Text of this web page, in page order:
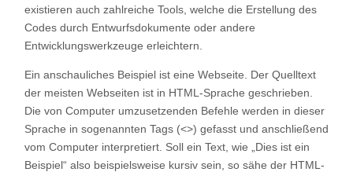
ZukunftsInstitut
existieren auch zahlreiche Tools, welche die Erstellung des
Codes durch Entwurfsdokumente oder andere
Entwicklungswerkzeuge erleichtern.
Ein anschauliches Beispiel ist eine Webseite. Der Quelltext
der meisten Webseiten ist in HTML-Sprache geschrieben.
Die von Computer umzusetzenden Befehle werden in dieser
Sprache in sogenannten Tags (<>) gefasst und anschließend
vom Computer interpretiert. Soll ein Text, wie „Dies ist ein
Beispiel“ also beispielsweise kursiv sein, so sähe der HTML-